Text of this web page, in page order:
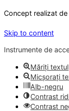
Concept realizat de
Skip to content
Instrumente de
Măriți textul
Micșorați
Alb-negru
Contrast
Contrast